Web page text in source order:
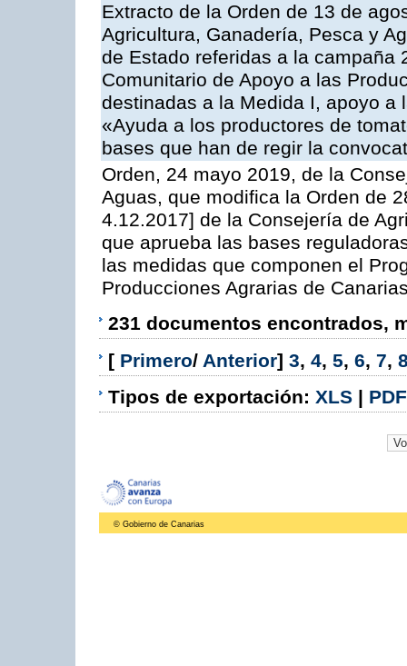
Extracto de la Orden de 13 de
Agricultura, Ganadería, Pesca y
de Estado referidas a la campaña
Comunitario de Apoyo a las
destinadas a la Medida I, apoyo a
«Ayuda a los productores de
bases que han de regir la
Orden, 24 mayo 2019, de la
Aguas, que modifica la Orden de
4.12.2017] de la Consejería de
que aprueba las bases
las medidas que componen el
Producciones Agrarias de
231 documentos encontrados,
[ Primero/ Anterior] 3, 4, 5, 6, 7,
Tipos de exportación: XLS | PDF
© Gobierno de Canarias